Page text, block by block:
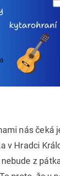
nás čeká
v Hradci
z